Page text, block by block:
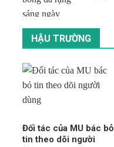
HẬU TRƯỜNG
Đối tác của MU bác bỏ
tin theo dõi người